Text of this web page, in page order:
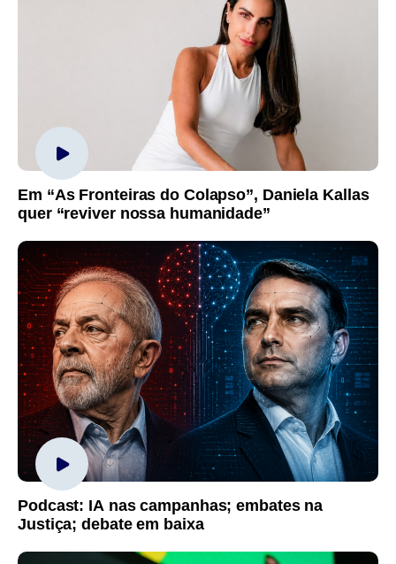
Em “As Fronteiras do Colapso”, Daniela Kallas
quer “reviver nossa humanidade”
Podcast: IA nas campanhas; embates na
Justiça; debate em baixa